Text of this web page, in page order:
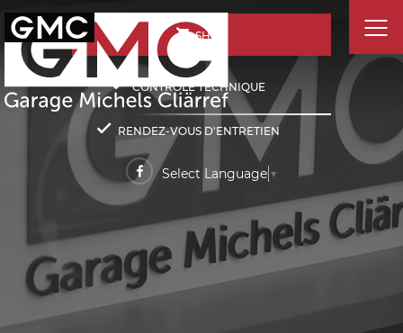
SHOP
CONTRÔLE TECHNIQUE
RENDEZ-VOUS D'ENTRETIEN
Select Language ▼